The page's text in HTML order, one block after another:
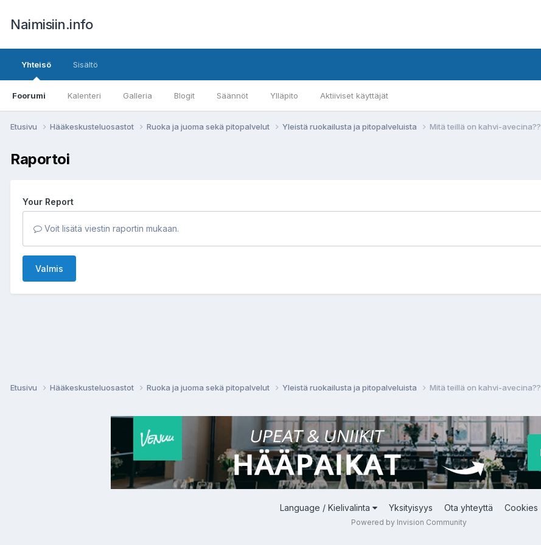
Naimisiin.info
Yhteisö
Foorumi Kalenteri Galleria Blogit Säännöt Ylläpito Aktiiviset käyttäjät
Sisältö
Etusivu Hääkeskusteluosastot Ruoka ja juoma sekä pitopalvelut Yleistä ruokailusta ja pitopalveluista Mitä teillä on kahvi-avecina??
Raportoi
Your Report
Voit lisätä viestin raportin mukaan.
Valmis
Etusivu Hääkeskusteluosastot Ruoka ja juoma sekä pitopalvelut Yleistä ruokailusta ja pitopalveluista Mitä teillä on kahvi-avecina??
Language / Kielivalinta Yksityisyys Ota yhteyttä Cookies
Powered by Invision Community